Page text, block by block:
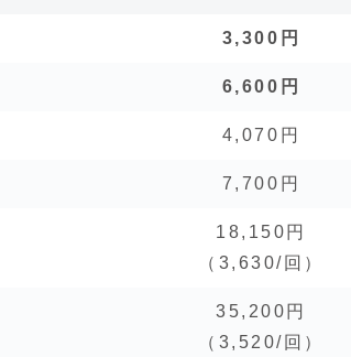
3,300円
6,600円
4,070円
7,700円
18,150円
（3,630/回）
35,200円
（3,520/回）